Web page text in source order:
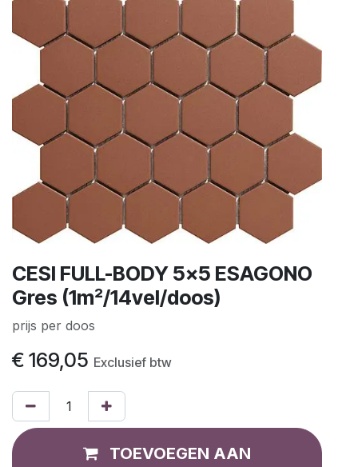
CESI FULL-BODY 5x5 ESAGONO
Gres (1m²/14vel/doos)
prijs per doos
€ 169,05 Exclusief btw
TOEVOEGEN AAN